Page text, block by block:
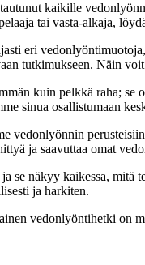
kaikille
tai vasta-alkaja,
eri
tutkimukseen. Näin
kuin pelkkä raha;
sinua osallistumaan
vedonlyönnin
ja saavuttaa omat
se näkyy kaikessa, mitä
ja harkiten.
vedonlyöntihetki on